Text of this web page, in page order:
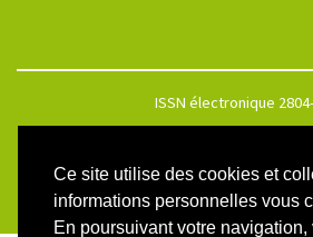
Ce site utilise des cookies et
informations personnelles vous
En poursuivant votre navigation,
ISSN électronique
Créé et hébergé par Chapitre 9 —
réservé